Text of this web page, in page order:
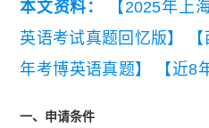
本文资料：
【2025年上
英语考试真题回忆版】
年考博英语真题】
【近8
一、申请条件